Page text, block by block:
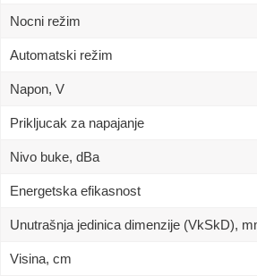
Nocni režim
Automatski režim
Napon, V
Prikljucak za napajanje
Nivo buke, dBa
Energetska efikasnost
Unutrašnja jedinica dimenzije (VkSkD),
Visina, сm